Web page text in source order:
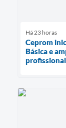
Há 23 horas
Ceprom
Básica e